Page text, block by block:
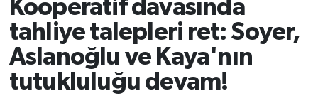
Kooperatif davasında
tahliye talepleri ret: Soyer,
Aslanoğlu ve Kaya'nın
tutukluluğu devam!
Spor
Ekonomi
Sağlık
Tüm Manşetler
Son Dakika Haberleri
Haber Arşivi